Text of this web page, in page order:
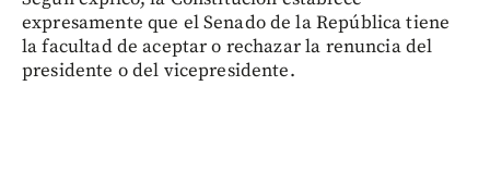
expresamente que el Senado de la República tiene
la facultad de aceptar o rechazar la renuncia del
presidente o del vicepresidente.